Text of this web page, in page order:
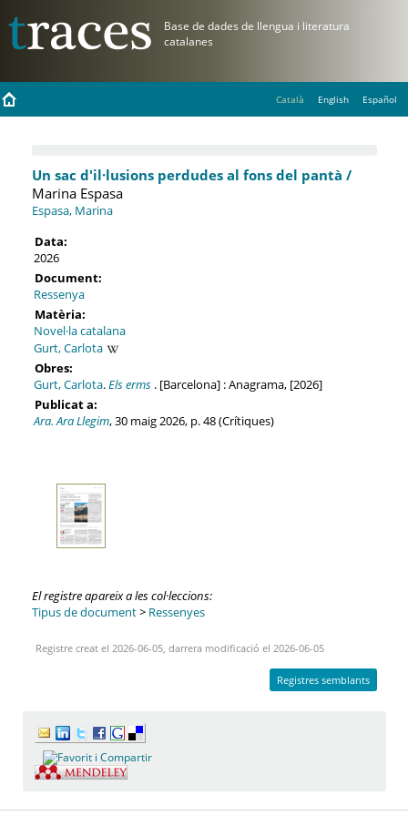
Català English Español
Un sac d'il·lusions perdudes al fons del pantà /
Marina Espasa
Espasa, Marina
Data:
2026
Document:
Ressenya
Matèria:
Novel·la catalana
Gurt, Carlota
Obres:
Gurt, Carlota.Els erms. [Barcelona] : Anagrama, [2026]
Publicat a:
Ara. Ara Llegim, 30 maig 2026, p. 48 (Crítiques)
El registre apareix a les col·leccions:
Tipus de document> Ressenyes
Registre creat el 2026-06-05, darrera modificació el 2026-06-05
Registres semblants